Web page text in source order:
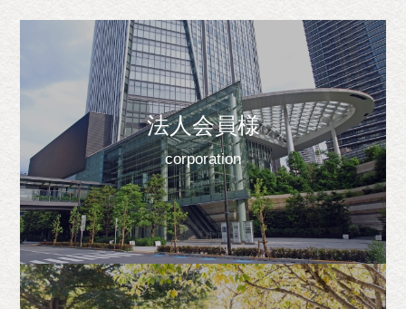
法人会員様
corporation